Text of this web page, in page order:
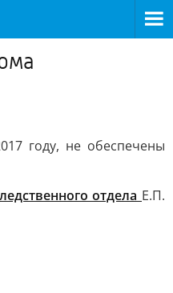
году, не обеспечены
отдела Е.П.